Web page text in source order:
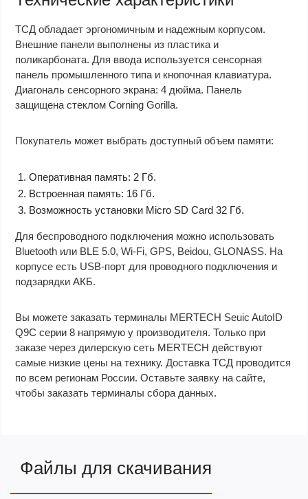
ТСД обладает эргономичным и надежным корпусом.
Внешние панели выполнены из пластика и
поликарбоната. Для ввода используется сенсорная
панель промышленного типа и кнопочная клавиатура.
Диагональ сенсорного экрана: 4 дюйма. Панель
защищена стеклом Corning Gorilla.
Покупатель может выбрать доступный объем памяти:
Оперативная память: 2 Гб.
Встроенная память: 16 Гб.
Возможность установки Micro SD Card 32 Гб.
Для беспроводного подключения можно использовать
Bluetooth или BLE 5.0, Wi-Fi, GPS, Beidou, GLONASS. На
корпусе есть USB-порт для проводного подключения и
подзарядки АКБ.
Вы можете заказать терминалы MERTECH Seuic AutoID
Q9С серии 8 напрямую у производителя. Только при
заказе через дилерскую сеть MERTECH действуют
самые низкие цены на технику. Доставка ТСД проводится
по всем регионам России. Оставьте заявку на сайте,
чтобы заказать терминалы сбора данных.
Файлы для скачивания